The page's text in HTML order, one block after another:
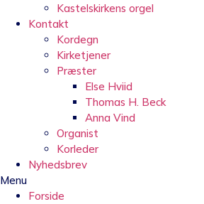
Kastelskirkens orgel
Kontakt
Kordegn
Kirketjener
Præster
Else Hviid
Thomas H. Beck
Anna Vind
Organist
Korleder
Nyhedsbrev
Menu
Forside